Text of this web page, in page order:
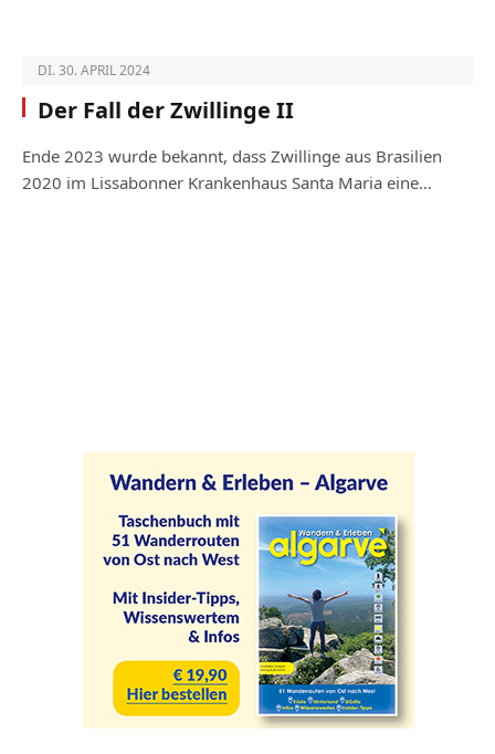
DI. 30. APRIL 2024
Der Fall der Zwillinge II
Ende 2023 wurde bekannt, dass Zwillinge aus Brasilien
2020 im Lissabonner Krankenhaus Santa Maria eine…